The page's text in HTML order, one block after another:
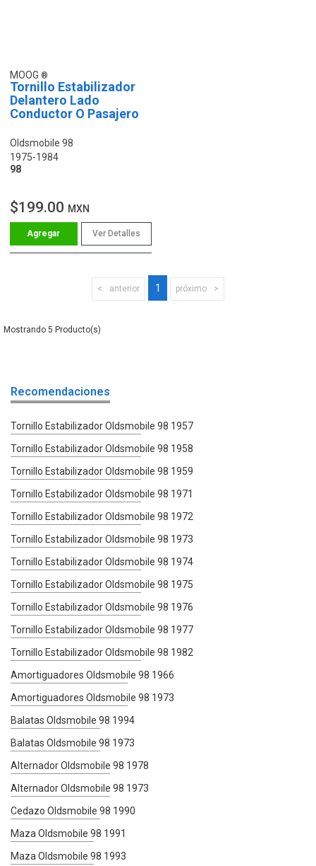
MOOG
Tornillo Estabilizador
Delantero Lado
Conductor O Pasajero
Oldsmobile 98
1975-1984
98
$199.00 MXN
Ver Detalles
anterior 1 próximo
5
Recomendaciones
Tornillo Estabilizador Oldsmobile 98 1957
Tornillo Estabilizador Oldsmobile 98 1958
Tornillo Estabilizador Oldsmobile 98 1959
Tornillo Estabilizador Oldsmobile 98 1971
Tornillo Estabilizador Oldsmobile 98 1972
Tornillo Estabilizador Oldsmobile 98 1973
Tornillo Estabilizador Oldsmobile 98 1974
Tornillo Estabilizador Oldsmobile 98 1975
Tornillo Estabilizador Oldsmobile 98 1976
Tornillo Estabilizador Oldsmobile 98 1977
Tornillo Estabilizador Oldsmobile 98 1982
Amortiguadores Oldsmobile 98 1966
Amortiguadores Oldsmobile 98 1973
Balatas Oldsmobile 98 1994
Balatas Oldsmobile 98 1973
Alternador Oldsmobile 98 1978
Alternador Oldsmobile 98 1973
Cedazo Oldsmobile 98 1990
Maza Oldsmobile 98 1991
Maza Oldsmobile 98 1993